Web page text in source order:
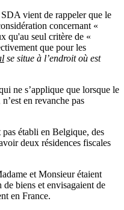
vient de rappeler que le
concernant «
qu'au seul critère de «
que pour les
se situe à l’endroit où est
ne s’applique que lorsque le
en revanche pas
établi en Belgique, des
deux résidences fiscales
et Monsieur étaient
de biens et envisagaient de
en France.